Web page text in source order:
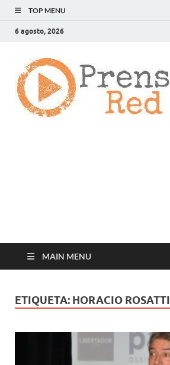
TOP MENU
6 agosto, 2026
MAIN MENU
ETIQUETA: HORACIO ROSATTI